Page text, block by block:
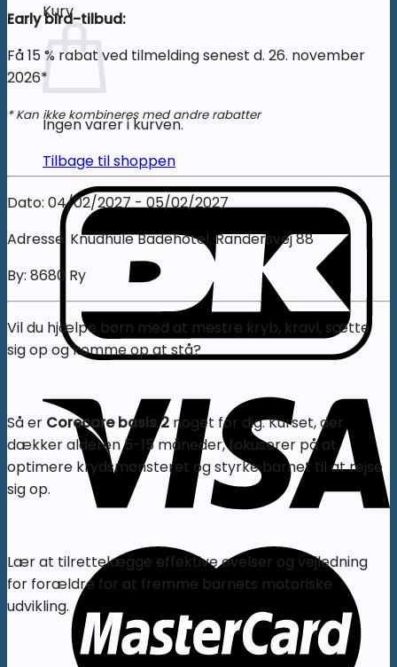
Kurv
Ingen varer i kurven.
Tilbage til shoppen
5.900,00 DKK.
Early bird-tilbud:
Få 15 % rabat ved tilmelding senest d. 26. november
2026*
* Kan ikke kombineres med andre rabatter
Dato: 04/02/2027 - 05/02/2027
Adresse: Knudhule Badehotel, Randersvej 88
By: 8680 Ry
Vil du hjælpe børn med at mestre kryb, kravl, sætte
sig op og komme op at stå?
Så er Corecare basis 2 noget for dig. Kurset, der
dækker alderen 5-15 måneder, fokuserer på at
optimere krydsmønsteret og styrke barnet til at rejse
sig op.
Lær at tilrettelægge effektive øvelser og vejledning
for forældre for at fremme barnets motoriske
udvikling.